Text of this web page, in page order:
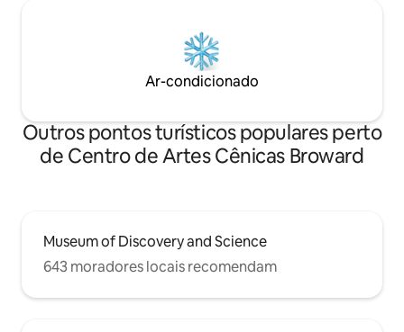
Ar-condicionado
Outros pontos turísticos populares perto
de Centro de Artes Cênicas Broward
Museum of Discovery and Science
643 moradores locais recomendam